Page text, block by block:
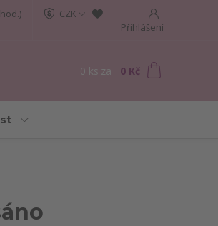
CZK
Přihlášení
0 ks za 0 Kč